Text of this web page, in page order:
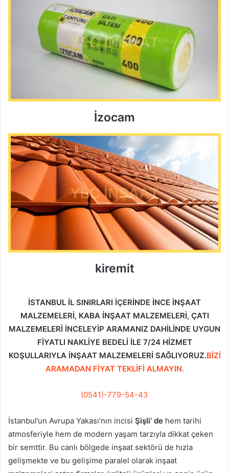
İzocam
kiremit
İSTANBUL İL SINIRLARI İÇERİNDE İNCE İNŞAAT
MALZEMELERİ, KABA İNŞAAT MALZEMELERİ, ÇATI
MALZEMELERİ İNCELEYİP ARAMANIZ DAHİLİNDE UYGUN
FİYATLI NAKLİYE BEDELİ İLE 7/24 HİZMET
KOŞULLARIYLA İNŞAAT MALZEMELERİ SAĞLIYORUZ.BİZİ
ARAMADAN FİYAT TEKLİFİ ALMAYIN.
(0541)-779-54-43
İstanbul’un Avrupa Yakası’nın incisi Şişli‘ de hem tarihi
atmosferiyle hem de modern yaşam tarzıyla dikkat çeken
bir semttir. Bu canlı bölgede inşaat sektörü de hızla
gelişmekte ve bu gelişime paralel olarak inşaat